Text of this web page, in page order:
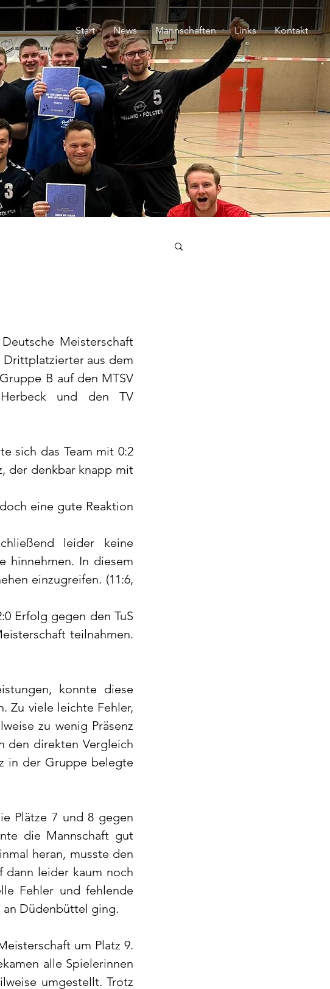
Start News Mannschaften Links Kontakt
Meisterschaft
Drittplatzierter aus dem
B auf den MTSV
und den TV
sich das Team mit 0:2
der denkbar knapp mit
eine gute Reaktion
leider keine
hinnehmen. In diesem
einzugreifen. (11:6,
Erfolg gegen den TuS
teilnahmen.
konnte diese
Zu viele leichte Fehler,
zu wenig Präsenz
den direkten Vergleich
in der Gruppe belegte
Plätze 7 und 8 gegen
die Mannschaft gut
heran, musste den
dann leider kaum noch
Fehler und fehlende
an Düdenbüttel ging.
um Platz 9.
alle Spielerinnen
umgestellt. Trotz